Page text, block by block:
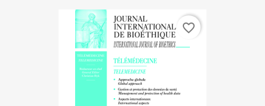
favorite_border